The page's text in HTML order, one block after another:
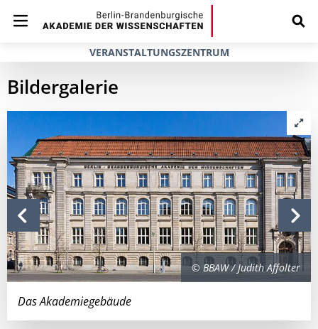
VERANSTALTUNGSZENTRUM
Bildergalerie
© BBAW / Judith Affolter
Das Akademiegebäude